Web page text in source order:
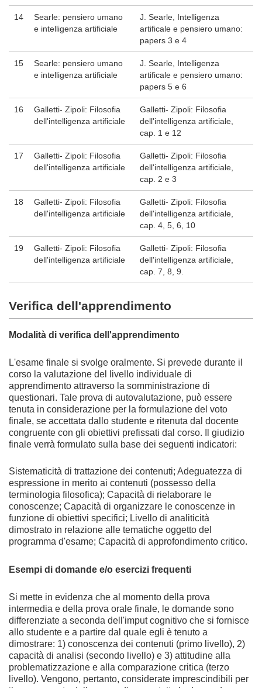
14
Searle: pensiero umano
e intelligenza artificiale
J. Searle, Intelligenza
artificale e pensiero umano:
papers 3 e 4
15
Searle: pensiero umano
e intelligenza artificiale
J. Searle, Intelligenza
artificale e pensiero umano:
papers 5 e 6
16
Galletti- Zipoli: Filosofia
dell'intelligenza artificiale
Galletti- Zipoli: Filosofia
dell'intelligenza artificiale,
cap. 1 e 12
17
Galletti- Zipoli: Filosofia
dell'intelligenza artificiale
Galletti- Zipoli: Filosofia
dell'intelligenza artificiale,
cap. 2 e 3
18
Galletti- Zipoli: Filosofia
dell'intelligenza artificiale
Galletti- Zipoli: Filosofia
dell'intelligenza artificiale,
cap. 4, 5, 6, 10
19
Galletti- Zipoli: Filosofia
dell'intelligenza artificiale
Galletti- Zipoli: Filosofia
dell'intelligenza artificiale,
cap. 7, 8, 9.
Verifica dell'apprendimento
Modalità di verifica dell'apprendimento
L'esame finale si svolge oralmente. Si prevede durante il
corso la valutazione del livello individuale di
apprendimento attraverso la somministrazione di
questionari. Tale prova di autovalutazione, può essere
tenuta in considerazione per la formulazione del voto
finale, se accettata dallo studente e ritenuta dal docente
congruente con gli obiettivi prefissati dal corso. Il giudizio
finale verrà formulato sulla base dei seguenti indicatori:
Sistematicità di trattazione dei contenuti; Adeguatezza di
espressione in merito ai contenuti (possesso della
terminologia filosofica); Capacità di rielaborare le
conoscenze; Capacità di organizzare le conoscenze in
funzione di obiettivi specifici; Livello di analiticità
dimostrato in relazione alle tematiche oggetto del
programma d'esame; Capacità di approfondimento critico.
Esempi di domande e/o esercizi frequenti
Si mette in evidenza che al momento della prova
intermedia e della prova orale finale, le domande sono
differenziate a seconda dell'imput cognitivo che si fornisce
allo studente e a partire dal quale egli è tenuto a
dimostrare: 1) conoscenza dei contenuti (primo livello), 2)
capacità di analisi (secondo livello) e 3) attitudine alla
problematizzazione e alla comparazione critica (terzo
livello). Vengono, pertanto, considerate imprescindibili per